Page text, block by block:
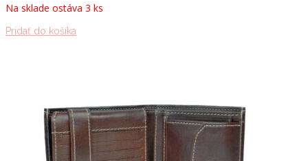
144.00 €.89.00 €.
Na sklade ostáva 3 ks
Pridať do košíka